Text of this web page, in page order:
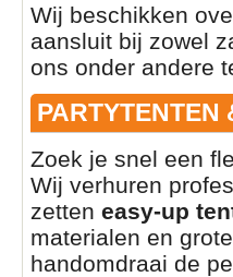
Wij beschikken
aansluit bij zowel
ons onder andere
PARTYTENTEN
Zoek je snel een
Wij verhuren
zetten easy-up
materialen en
handomdraai de